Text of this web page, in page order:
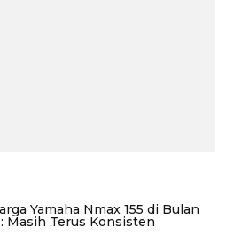
Yamaha Nmax 155 di Bulan
Masih Terus Konsisten